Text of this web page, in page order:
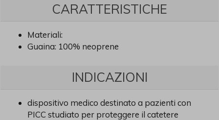
CARATTERISTICHE
Materiali:
Guaina: 100% neoprene
INDICAZIONI
dispositivo medico destinato a pazienti con
PICC studiato per proteggere il catetere